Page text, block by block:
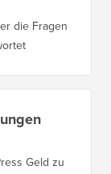
die Fragen
Geld zu